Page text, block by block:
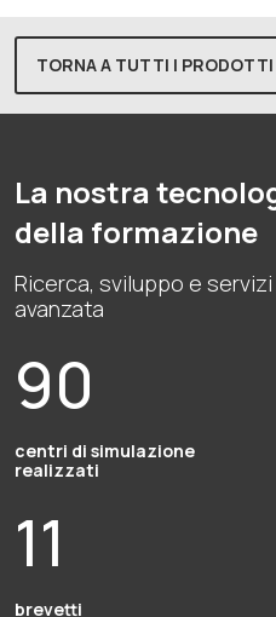
TORNA A TUTTI I PRODOTTI
La nostra
della formazione
Ricerca, sviluppo e
avanzata
90
centri di simulazione
realizzati
11
brevetti